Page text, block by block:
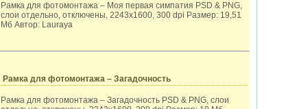
Рамка для фотомонтажа – Моя первая симпатия PSD & PNG,
слои отдельно, отключены, 2243x1600, 300 dpi Размер: 19,51
Мб Автор: Lauraya
Рамка для фотомонтажа – Загадочность
Рамка для фотомонтажа – Загадочность PSD & PNG, слои